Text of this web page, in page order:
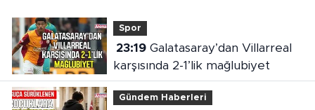
Spor
23:19Galatasaray’dan Villarreal
karşısında 2-1’lik mağlubiyet
Gündem Haberleri